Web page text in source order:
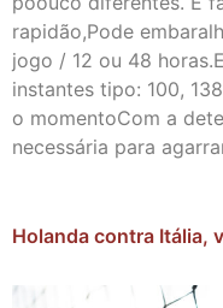
rapidão,Pode
jogo / 12 ou 48
instantes tipo: 100,
o momentoCom a
necessária para
Holanda contra Itália,